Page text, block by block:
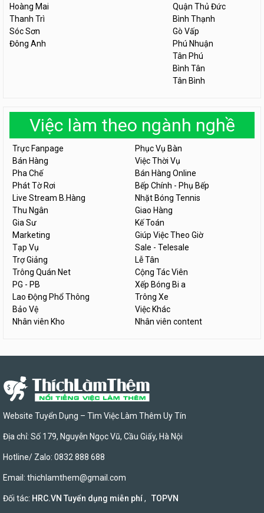
Hoàng Mai
Thanh Trì
Sóc Sơn
Đông Anh
Quận Thủ Đức
Bình Thạnh
Gò Vấp
Phú Nhuận
Tân Phú
Bình Tân
Tân Bình
Việc làm theo ngành nghề
Trực Fanpage
Phục Vụ Bàn
Bán Hàng
Việc Thời Vụ
Pha Chế
Bán Hàng Online
Phát Tờ Rơi
Bếp Chính - Phụ Bếp
Live Stream B.Hàng
Nhặt Bóng Tennis
Thu Ngân
Giao Hàng
Gia Sư
Kế Toán
Marketing
Giúp Việc Theo Giờ
Tạp Vụ
Sale - Telesale
Trợ Giảng
Lễ Tân
Trông Quán Net
Cộng Tác Viên
PG - PB
Xếp Bóng Bi a
Lao Động Phổ Thông
Trông Xe
Bảo Vệ
Việc Khác
Nhân viên Kho
Nhân viên content
Website Tuyển Dụng – Tìm Việc Làm Thêm Uy Tín
Địa chỉ: Số 179, Nguyễn Ngọc Vũ, Cầu Giấy, Hà Nội
Hotline/ Zalo: 0832 888 688
Email: thichlamthem@gmail.com
Đối tác: HRC.VN Tuyển dụng miễn phí, TOPVN